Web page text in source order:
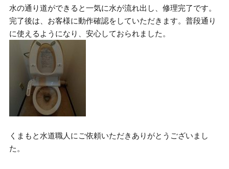
水の通り道ができると一気に水が流れ出し、修理完了です。
完了後は、お客様に動作確認をしていただきます。普段通り
に使えるようになり、安心しておられました。
くまもと水道職人にご依頼いただきありがとうございまし
た。